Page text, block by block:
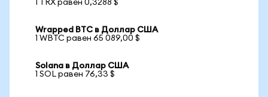
1 TRX равен 0,3288 $
Wrapped BTC в Доллар США
1 WBTC равен 65 089,00 $
Solana в Доллар США
1 SOL равен 76,33 $